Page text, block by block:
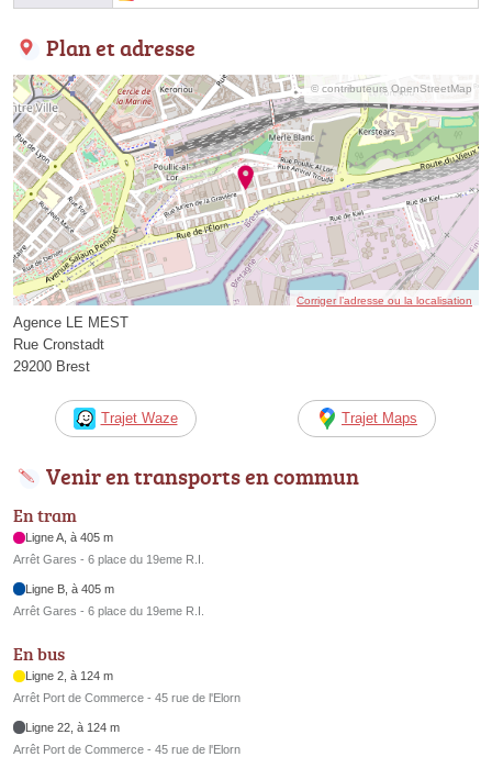
Plan et adresse
© contributeurs OpenStreetMap
Corriger l’adresse ou la localisation
Agence LE MEST
Rue Cronstadt
29200 Brest
Trajet Waze Trajet Maps
Venir en transports en commun
En tram
Ligne A, à 405 m
Arrêt Gares - 6 place du 19eme R.I.
Ligne B, à 405 m
Arrêt Gares - 6 place du 19eme R.I.
En bus
Ligne 2, à 124 m
Arrêt Port de Commerce - 45 rue de l'Elorn
Ligne 22, à 124 m
Arrêt Port de Commerce - 45 rue de l'Elorn